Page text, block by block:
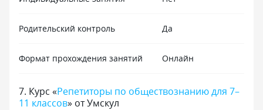
Родительский контроль Да
Формат прохождения занятий Онлайн
7. Курс «Репетиторы по обществознанию для 7–
11 классов» от Умскул